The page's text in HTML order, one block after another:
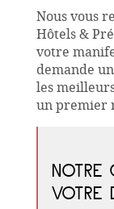
Nous vous
Hôtels &
votre
demande
les
un premier
VOTRE